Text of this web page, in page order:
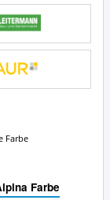
Farbe
Farbe